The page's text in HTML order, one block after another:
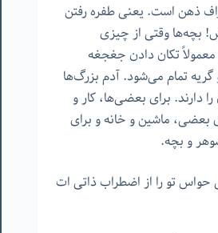
ذهن است. یعنی طفره رفتن
بچه‌ها وقتی از چیزی
تکان دادن جغجغه
تمام می‌شود. آدم بزرگ‌ها
برای بعضی‌ها، کار و
ماشین و خانه و برای
و بچه.
تو را از اضطراب ذاتی ات